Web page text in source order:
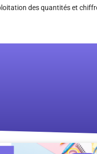
des quantités et